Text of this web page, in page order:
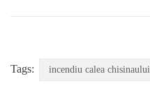
Tags: incendiu calea chisinaului